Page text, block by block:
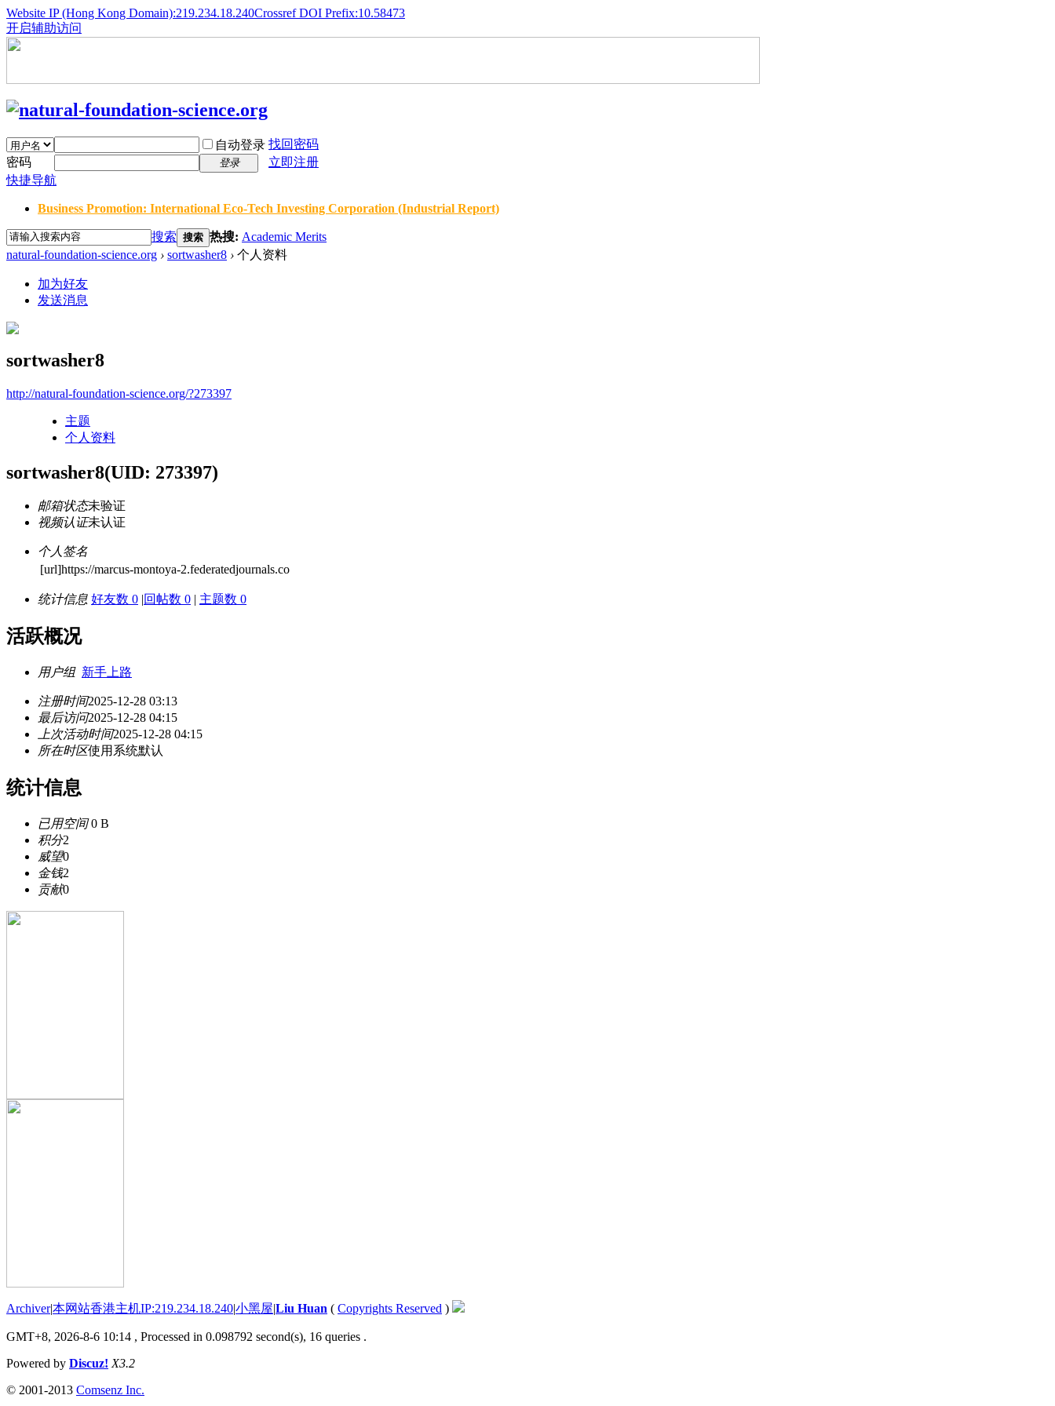
Website IP (Hong Kong Domain):219.234.18.240Crossref DOI Prefix:10.58473
开启辅助访问
自动登录 找回密码
密码
登录
立即注册
快捷导航
Business Promotion: International Eco-Tech Investing Corporation (Industrial Report)
搜索 搜索 热搜: Academic Merits
natural-foundation-science.org › sortwasher8 › 个人资料
加为好友
发送消息
sortwasher8
http://natural-foundation-science.org/?273397
主题
个人资料
sortwasher8(UID: 273397)
邮箱状态未验证
视频认证未认证
个人签名
[url]https://marcus-montoya-2.federatedjournals.co
统计信息 好友数 0 |回帖数 0 | 主题数 0
活跃概况
用户组 新手上路
注册时间2025-12-28 03:13
最后访问2025-12-28 04:15
上次活动时间2025-12-28 04:15
所在时区使用系统默认
统计信息
已用空间0 B
积分2
威望0
金钱2
贡献0
Archiver|本网站香港主机IP:219.234.18.240|小黑屋|Liu Huan ( Copyrights Reserved )
GMT+8, 2026-8-6 10:14 , Processed in 0.098792 second(s), 16 queries .
Powered by Discuz! X3.2
© 2001-2013 Comsenz Inc.